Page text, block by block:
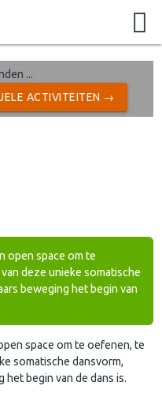
...
ACTIVITEITEN →
open space om te
deze unieke somatische
beweging het begin van
space om te oefenen, te
somatische dansvorm,
het begin van de dans is.